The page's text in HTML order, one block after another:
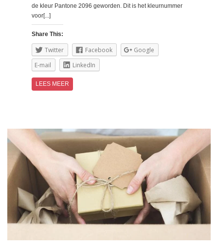
de kleur Pantone 2096 geworden. Dit is het kleurnummer
voor[...]
Share This:
Twitter Facebook
Google
E-mail
LinkedIn
LEES MEER